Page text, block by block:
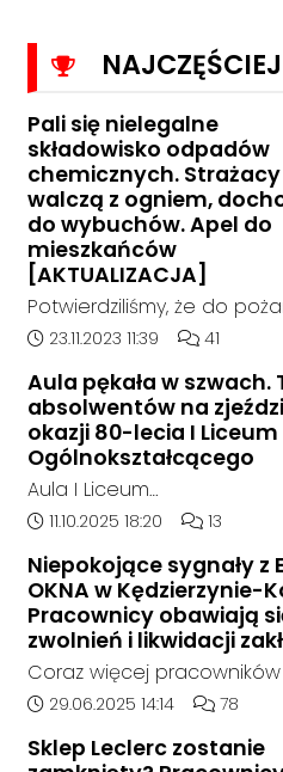
Pali się nielegalne
składowisko odpadów
chemicznych. Strażacy
walczą z ogniem,
do wybuchów. Apel do
mieszkańców
[AKTUALIZACJA]
Potwierdziliśmy, że do
doszło w hali, w której
chemiczne.
Data dodania artykułu:
23.11.2023 11:39 Liczba
41
Aula pękała w szwach.
absolwentów na
okazji 80-lecia I Liceum
Ogólnokształcącego
Aula I Liceum
Ogólnokształcącego im.
w sobotnie przedpołudnie
dosłownie pękała w
wyjątkowy zjazd
okazji jubileuszu 80-lecia
przyjechali ludzie z różnych
zakątków Polski i świata. W
roku zarejestrowało się
Data dodania artykułu:
11.10.2025 18:20 Liczba
13
Niepokojące sygnały z
OKNA w Kędzierzynie-
Pracownicy obawiają
zwolnień i likwidacji
Coraz więcej
mieszkańców zgłasza się do
niepokojącej sytuacji w
Data dodania artykułu:
29.06.2025 14:14 Liczba
78
Sklep Leclerc zostanie